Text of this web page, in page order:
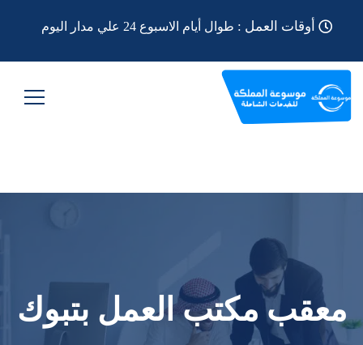
أوقات العمل : طوال أيام الاسبوع 24 علي مدار اليوم
معقب مكتب العمل بتبوك